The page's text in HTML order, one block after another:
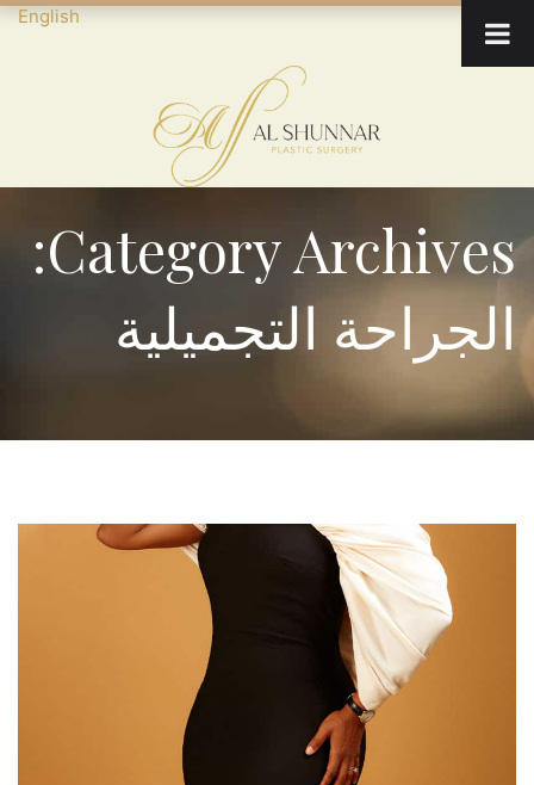
English
Category Archives:
الجراحة التجميلية